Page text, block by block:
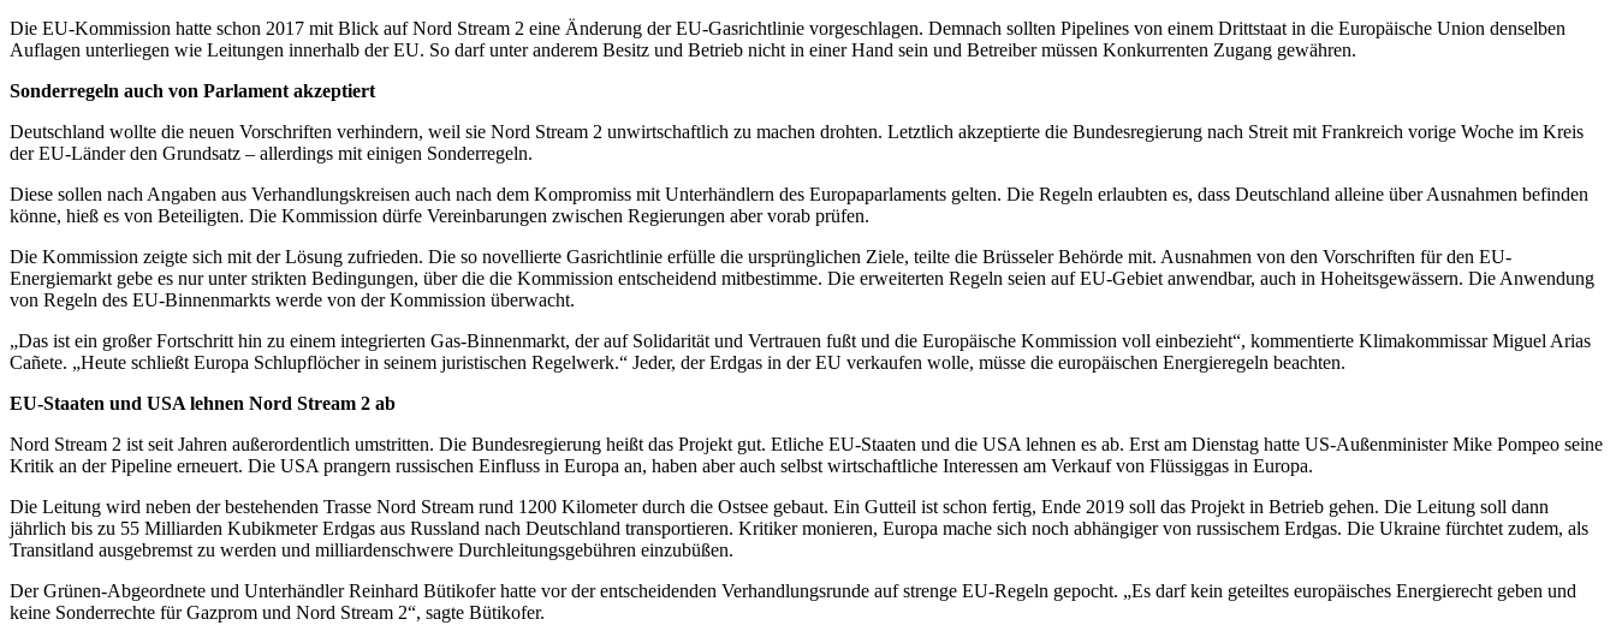
Die EU-Kommission hatte schon 2017 mit Blick auf Nord Stream 2 eine Änderung der EU-Gasrichtlinie vorgeschlagen. Demnach sollten Pipelines von einem Drittstaat in die Europäische Union denselben
Auflagen unterliegen wie Leitungen innerhalb der EU. So darf unter anderem Besitz und Betrieb nicht in einer Hand sein und Betreiber müssen Konkurrenten Zugang gewähren.
Sonderregeln auch von Parlament akzeptiert
Deutschland wollte die neuen Vorschriften verhindern, weil sie Nord Stream 2 unwirtschaftlich zu machen drohten. Letztlich akzeptierte die Bundesregierung nach Streit mit Frankreich vorige Woche im Kreis
der EU-Länder den Grundsatz – allerdings mit einigen Sonderregeln.
Diese sollen nach Angaben aus Verhandlungskreisen auch nach dem Kompromiss mit Unterhändlern des Europaparlaments gelten. Die Regeln erlaubten es, dass Deutschland alleine über Ausnahmen befinden
könne, hieß es von Beteiligten. Die Kommission dürfe Vereinbarungen zwischen Regierungen aber vorab prüfen.
Die Kommission zeigte sich mit der Lösung zufrieden. Die so novellierte Gasrichtlinie erfülle die ursprünglichen Ziele, teilte die Brüsseler Behörde mit. Ausnahmen von den Vorschriften für den EU-
Energiemarkt gebe es nur unter strikten Bedingungen, über die die Kommission entscheidend mitbestimme. Die erweiterten Regeln seien auf EU-Gebiet anwendbar, auch in Hoheitsgewässern. Die Anwendung
von Regeln des EU-Binnenmarkts werde von der Kommission überwacht.
„Das ist ein großer Fortschritt hin zu einem integrierten Gas-Binnenmarkt, der auf Solidarität und Vertrauen fußt und die Europäische Kommission voll einbezieht“, kommentierte Klimakommissar Miguel Arias
Cañete. „Heute schließt Europa Schlupflöcher in seinem juristischen Regelwerk.“ Jeder, der Erdgas in der EU verkaufen wolle, müsse die europäischen Energieregeln beachten.
EU-Staaten und USA lehnen Nord Stream 2 ab
Nord Stream 2 ist seit Jahren außerordentlich umstritten. Die Bundesregierung heißt das Projekt gut. Etliche EU-Staaten und die USA lehnen es ab. Erst am Dienstag hatte US-Außenminister Mike Pompeo seine
Kritik an der Pipeline erneuert. Die USA prangern russischen Einfluss in Europa an, haben aber auch selbst wirtschaftliche Interessen am Verkauf von Flüssiggas in Europa.
Die Leitung wird neben der bestehenden Trasse Nord Stream rund 1200 Kilometer durch die Ostsee gebaut. Ein Gutteil ist schon fertig, Ende 2019 soll das Projekt in Betrieb gehen. Die Leitung soll dann
jährlich bis zu 55 Milliarden Kubikmeter Erdgas aus Russland nach Deutschland transportieren. Kritiker monieren, Europa mache sich noch abhängiger von russischem Erdgas. Die Ukraine fürchtet zudem, als
Transitland ausgebremst zu werden und milliardenschwere Durchleitungsgebühren einzubüßen.
Der Grünen-Abgeordnete und Unterhändler Reinhard Bütikofer hatte vor der entscheidenden Verhandlungsrunde auf strenge EU-Regeln gepocht. „Es darf kein geteiltes europäisches Energierecht geben und
keine Sonderrechte für Gazprom und Nord Stream 2“, sagte Bütikofer.